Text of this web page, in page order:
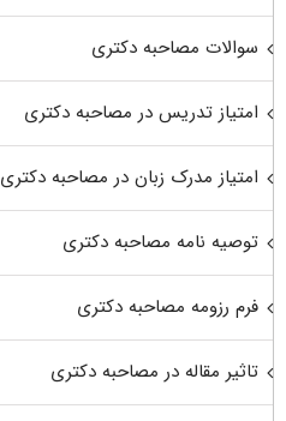
سوالات مصاحبه دکتری
امتیاز تدریس در مصاحبه دکتری
امتیاز مدرک زبان در مصاحبه دکتری
توصیه نامه مصاحبه دکتری
فرم رزومه مصاحبه دکتری
تاثیر مقاله در مصاحبه دکتری